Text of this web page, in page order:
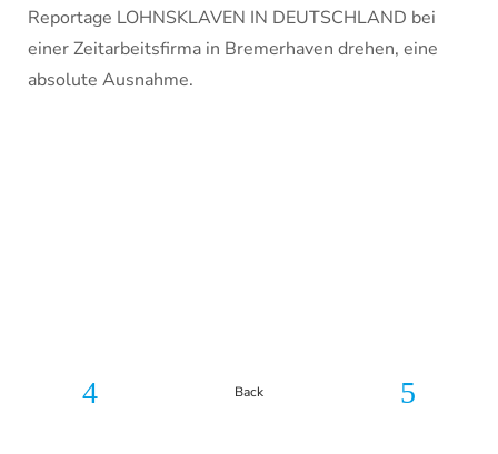
Reportage LOHNSKLAVEN IN DEUTSCHLAND bei
einer Zeitarbeitsfirma in Bremerhaven drehen, eine
absolute Ausnahme.
Back